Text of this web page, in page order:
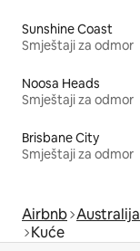
Sunshine Coast
Smještaji za odmor
Noosa Heads
Smještaji za odmor
Brisbane City
Smještaji za odmor
Airbnb Australija
Kuće